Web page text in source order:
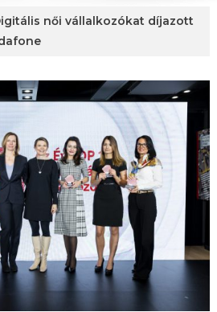
női vállalkozókat díjazott